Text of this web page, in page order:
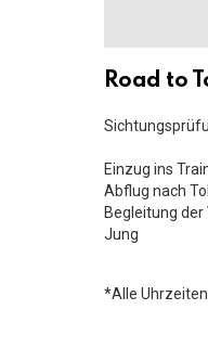
Road to
Einzug ins
Abflug nach
Begleitung der
Jung
*Alle